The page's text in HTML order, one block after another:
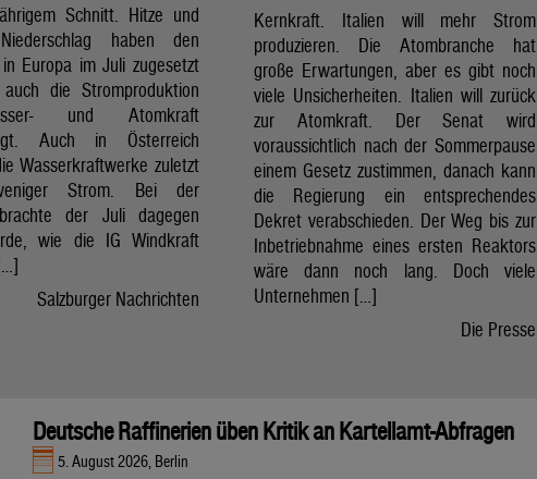
Schnitt. Hitze und
haben den
Europa im Juli zugesetzt
die Stromproduktion
und Atomkraft
Auch in Österreich
Wasserkraftwerke zuletzt
Strom. Bei der
der Juli dagegen
wie die IG Windkraft
Salzburger Nachrichten
Kernkraft. Italien will mehr Strom
produzieren. Die Atombranche hat
große Erwartungen, aber es gibt noch
viele Unsicherheiten. Italien will zurück
zur Atomkraft. Der Senat wird
voraussichtlich nach der Sommerpause
einem Gesetz zustimmen, danach kann
die Regierung ein entsprechendes
Dekret verabschieden. Der Weg bis zur
Inbetriebnahme eines ersten Reaktors
wäre dann noch lang. Doch viele
Unternehmen […]
Die Presse
Deutsche Raffinerien üben Kritik an Kartellamt-Abfragen
5. August 2026, Berlin